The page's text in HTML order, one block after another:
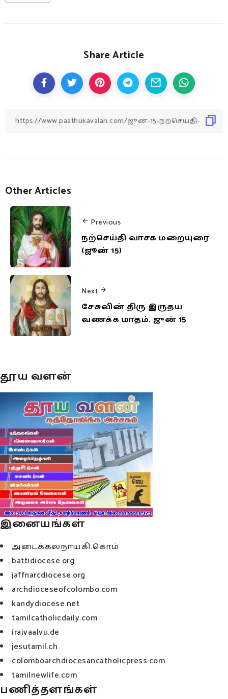
Share Article
Other Articles
Previous
நற்செய்தி வாசக மறையுரை
(ஜூன் 15)
Next
சேசுவின் திரு இருதய
வணக்க மாதம். ஜுன் 15
தூய வளன்
இனையங்கள்
அடைக்கலநாயகி.கொம்
battidiocese.org
jaffnarcdiocese.org
archdioceseofcolombo.com
kandydiocese.net
tamilcatholicdaily.com
iraivaalvu.de
jesutamil.ch
colomboarchdiocesancatholicpress.com
tamilnewlife.com
பணித்தளங்கள்